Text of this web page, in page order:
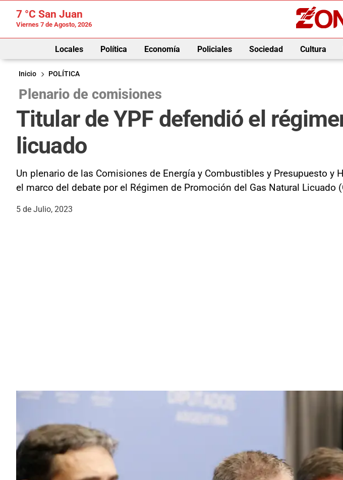
7 °C San Juan
Viernes 7 de Agosto, 2026
Locales Política Economía Policiales Sociedad Cultura
Inicio
POLÍTICA
Plenario de comisiones
Titular de YPF defendió el
licuado
Un plenario de las Comisiones de Energía y Combustibles y Presupuesto y
el marco del debate por el Régimen de Promoción del Gas Natural Licuado
5 de Julio, 2023